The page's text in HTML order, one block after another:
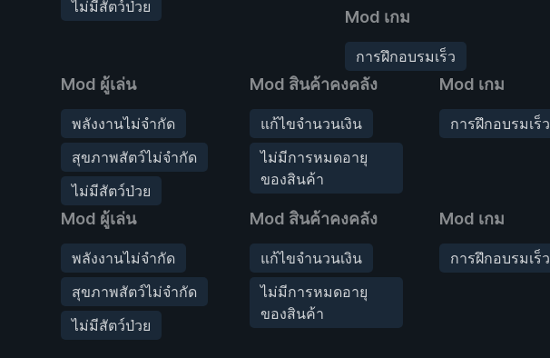
ไม่มีสัตว์ป่วย
Mod เกม
การฝึกอบรมเร็ว
Mod ผู้เล่น
พลังงานไม่จำกัด
สุขภาพสัตว์ไม่จำกัด
ไม่มีสัตว์ป่วย
Mod สินค้าคงคลัง
แก้ไขจำนวนเงิน
ไม่มีการหมดอายุ
ของสินค้า
Mod เกม
การฝึกอบรมเร็ว
Mod ผู้เล่น
พลังงานไม่จำกัด
สุขภาพสัตว์ไม่จำกัด
ไม่มีสัตว์ป่วย
Mod สินค้าคงคลัง
แก้ไขจำนวนเงิน
ไม่มีการหมดอายุ
ของสินค้า
Mod เกม
การฝึกอบรมเร็ว